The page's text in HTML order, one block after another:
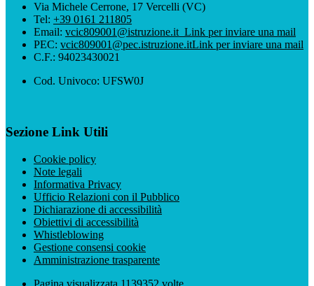
Via Michele Cerrone, 17 Vercelli (VC)
Tel: +39 0161 211805
Email: vcic809001@istruzione.it Link per inviare una mail
PEC: vcic809001@pec.istruzione.itLink per inviare una mail
C.F.: 94023430021
Cod. Univoco: UFSW0J
Sezione Link Utili
Cookie policy
Note legali
Informativa Privacy
Ufficio Relazioni con il Pubblico
Dichiarazione di accessibilità
Obiettivi di accessibilità
Whistleblowing
Gestione consensi cookie
Amministrazione trasparente
Pagina visualizzata 1139352 volte